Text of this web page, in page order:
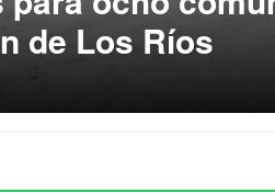
de Los Ríos